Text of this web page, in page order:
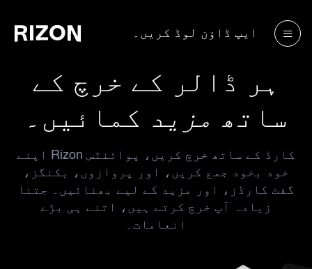
ایپ ڈاؤن لوڈ کریں۔
ہر ڈالر کے خرچ کے
ساتھ مزید کمائیں۔
اپنے Rizon کارڈ کے ساتھ خرچ کریں، پوائنٹس
خود بخود جمع کریں، اور پروازوں، بکنگز،
گفٹ کارڈز، اور مزید کے لیے بھنائیں۔ جتنا
زیادہ آپ خرچ کرتے ہیں، اتنے ہی بڑے
انعامات۔